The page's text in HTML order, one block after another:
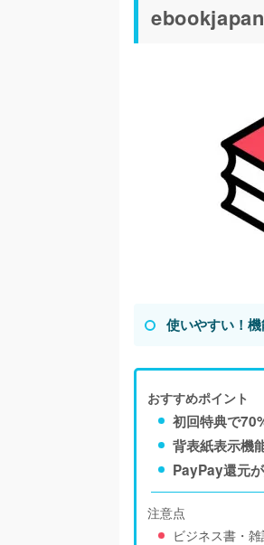
使いやすい！
おすすめポイント
初回特典で
背表紙表示機
PayPay還元
注意点
ビジネス書・